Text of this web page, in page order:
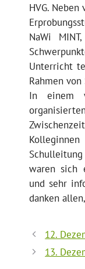
HVG.
NaWi
Unterricht
Rahmen
In einem
waren sich
und sehr
danken
12.
13.